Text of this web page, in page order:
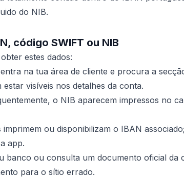
do NIB.
código SWIFT ou NIB
estes dados:
entra na tua área de cliente e procura a
visíveis nos detalhes da conta.
o NIB aparecem impressos no
ou disponibilizam o IBAN
app.
banco ou consulta um documento oficial da
para o sítio errado.